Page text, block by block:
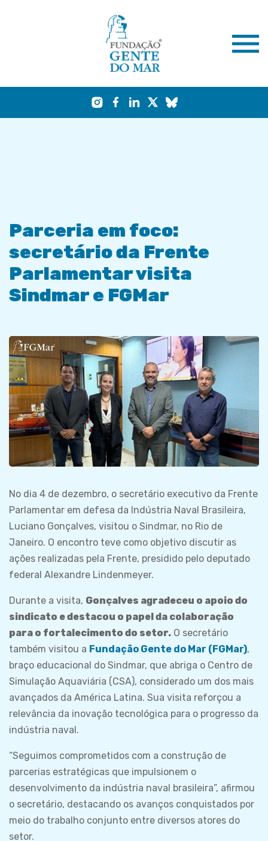
Parceria em foco:
secretário da Frente
Parlamentar visita
Sindmar e FGMar
No dia 4 de dezembro, o secretário executivo da Frente
Parlamentar em defesa da Indústria Naval Brasileira,
Luciano Gonçalves, visitou o Sindmar, no Rio de
Janeiro. O encontro teve como objetivo discutir as
ações realizadas pela Frente, presidido pelo deputado
federal Alexandre Lindenmeyer.
Durante a visita, Gonçalves agradeceu o apoio do
sindicato e destacou o papel da colaboração
para o fortalecimento do setor. O secretário
também visitou a Fundação Gente do Mar (FGMar),
braço educacional do Sindmar, que abriga o Centro de
Simulação Aquaviária (CSA), considerado um dos mais
avançados da América Latina. Sua visita reforçou a
relevância da inovação tecnológica para o progresso da
indústria naval.
“Seguimos comprometidos com a construção de
parcerias estratégicas que impulsionem o
desenvolvimento da indústria naval brasileira”, afirmou
o secretário, destacando os avanços conquistados por
meio do trabalho conjunto entre diversos atores do
setor.